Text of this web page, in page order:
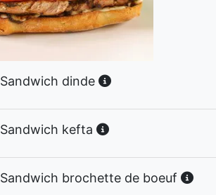
Sandwich dinde
Sandwich kefta
Sandwich brochette de boeuf